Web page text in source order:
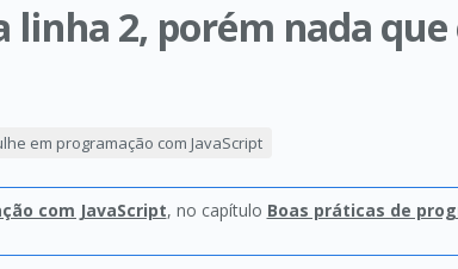
2, porém nada que
em programação com JavaScript
com JavaScript, no capítulo Boas práticas de